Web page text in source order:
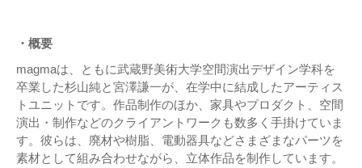
・概要
magmaは、ともに武蔵野美術大学空間演出デザイン学科を
卒業した杉山純と宮澤謙一が、在学中に結成したアーティス
トユニットです。作品制作のほか、家具やプロダクト、空間
演出・制作などのクライアントワークも数多く手掛けていま
す。彼らは、廃材や樹脂、電動器具などさまざまなパーツを
素材として組み合わせながら、立体作品を制作しています。